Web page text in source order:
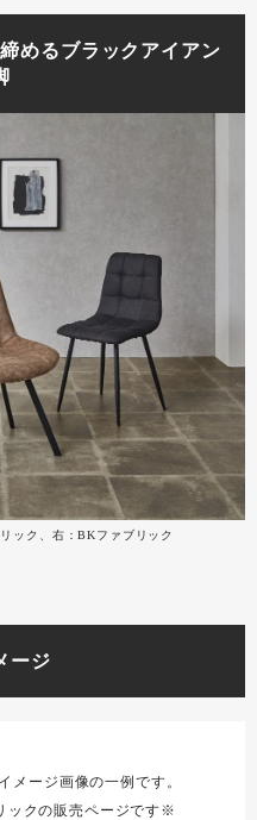
めるブラックアイアン
ック、右：BKファブリック
ージ
メージ画像の一例です。
ックの販売ページです※